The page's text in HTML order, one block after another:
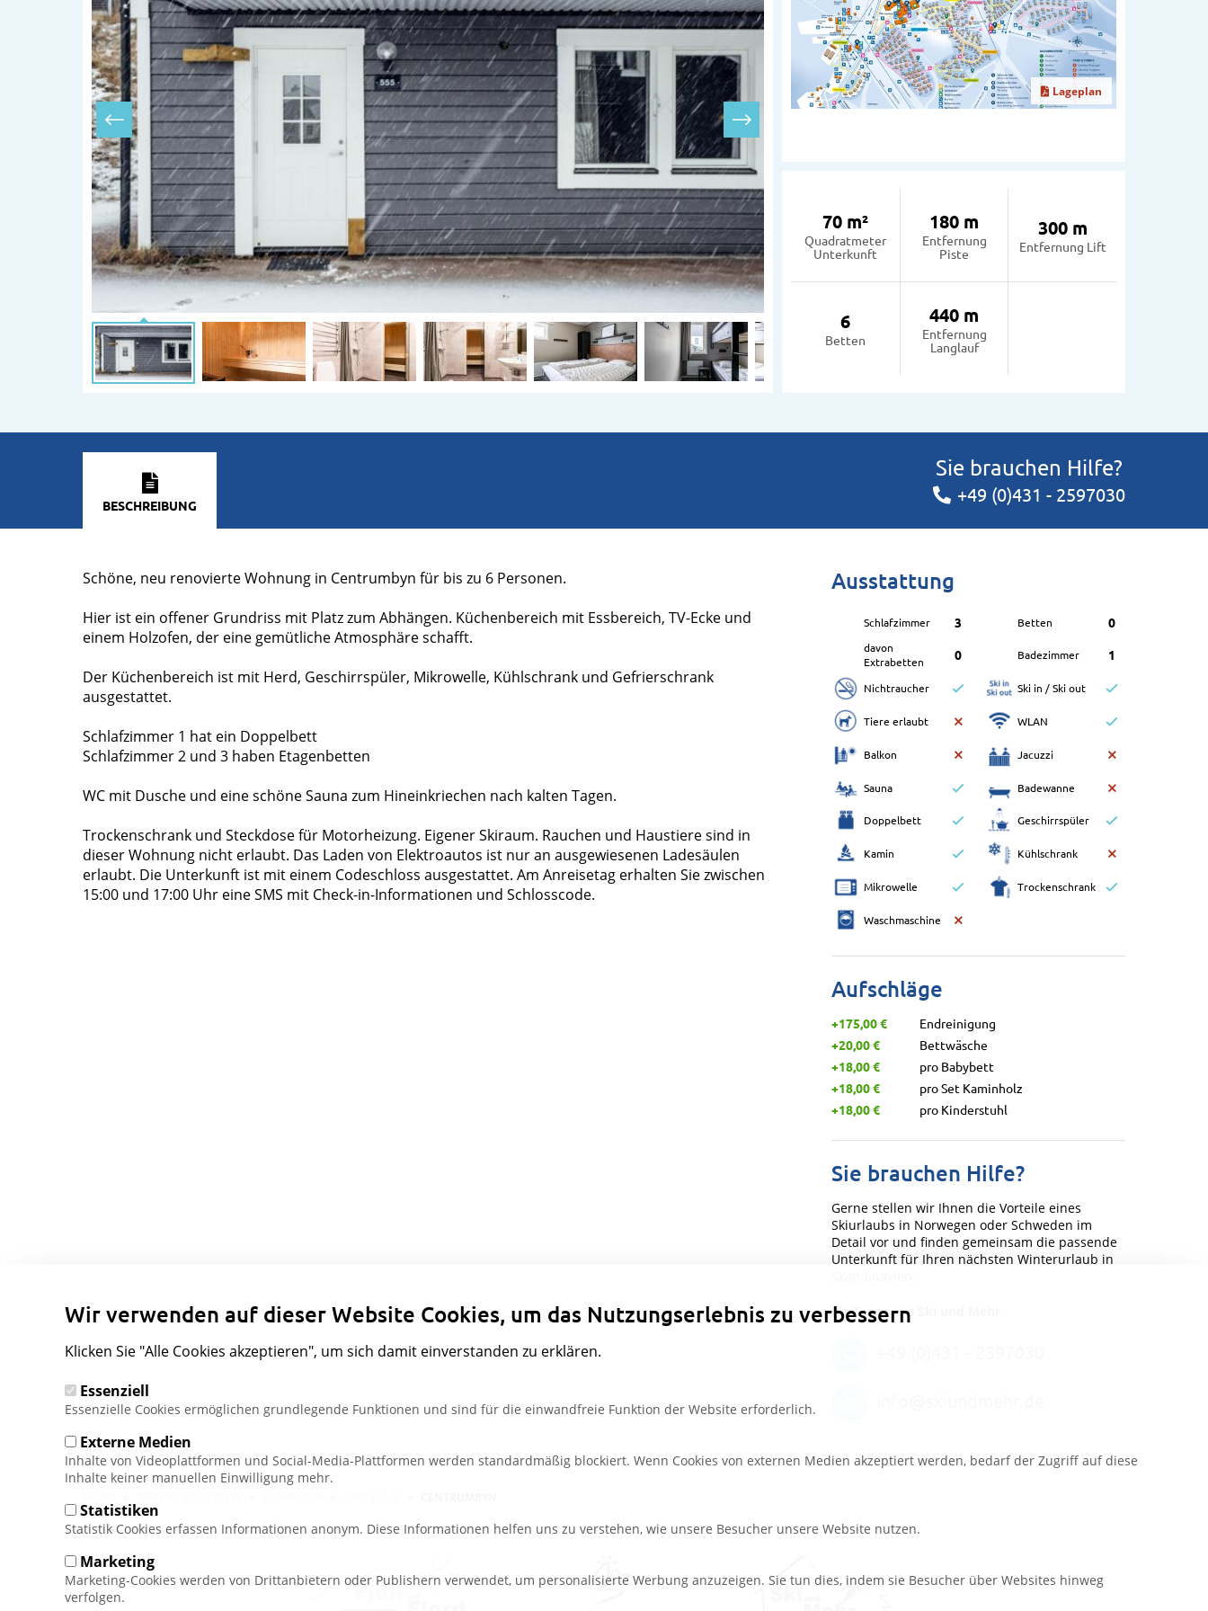
Lageplan
70 m²
Quadratmeter
Unterkunft
180 m
Entfernung
Piste
300 m
Entfernung Lift
6
Betten
440 m
Entfernung
Langlauf
BESCHREIBUNG
Sie brauchen Hilfe?
+49 (0)431 - 2597030
Schöne, neu renovierte Wohnung in Centrumbyn für bis zu 6 Personen.
Hier ist ein offener Grundriss mit Platz zum Abhängen. Küchenbereich mit Essbereich, TV-Ecke und
einem Holzofen, der eine gemütliche Atmosphäre schafft.
Der Küchenbereich ist mit Herd, Geschirrspüler, Mikrowelle, Kühlschrank und Gefrierschrank
ausgestattet.
Schlafzimmer 1 hat ein Doppelbett
Schlafzimmer 2 und 3 haben Etagenbetten
WC mit Dusche und eine schöne Sauna zum Hineinkriechen nach kalten Tagen.
Trockenschrank und Steckdose für Motorheizung. Eigener Skiraum. Rauchen und Haustiere sind in
dieser Wohnung nicht erlaubt. Das Laden von Elektroautos ist nur an ausgewiesenen Ladesäulen
erlaubt. Die Unterkunft ist mit einem Codeschloss ausgestattet. Am Anreisetag erhalten Sie zwischen
15:00 und 17:00 Uhr eine SMS mit Check-in-Informationen und Schlosscode.
Ausstattung
Schlafzimmer 3 Betten 0
davon
Extrabetten
0 Badezimmer 1
Nichtraucher Ski in / Ski out
Tiere erlaubt WLAN
Balkon Jacuzzi
Sauna Badewanne
Doppelbett Geschirrspüler
Kamin Kühlschrank
Mikrowelle Trockenschrank
Waschmaschine
Aufschläge
+175,00 €
Endreinigung
+20,00 €
Bettwäsche
+18,00 €
pro Babybett
+18,00 €
pro Set Kaminholz
+18,00 €
pro Kinderstuhl
Sie brauchen Hilfe?
Gerne stellen wir Ihnen die Vorteile eines
Skiurlaubs in Norwegen oder Schweden im
Detail vor und finden gemeinsam die passende
Unterkunft für Ihren nächsten Winterurlaub in
Ihr Team von Ski und Mehr
Pfadnavigation
Wir verwenden auf dieser Website Cookies, um das Nutzungserlebnis zu verbessern
Klicken Sie "Alle Cookies akzeptieren", um sich damit einverstanden zu erklären.
Essenziell
Essenzielle Cookies ermöglichen grundlegende Funktionen und sind für die einwandfreie Funktion der Website erforderlich.
Externe Medien
Inhalte von Videoplattformen und Social-Media-Plattformen werden standardmäßig blockiert. Wenn Cookies von externen Medien akzeptiert werden, bedarf der Zugriff auf diese
Inhalte keiner manuellen Einwilligung mehr.
Statistiken
Statistik Cookies erfassen Informationen anonym. Diese Informationen helfen uns zu verstehen, wie unsere Besucher unsere Website nutzen.
Marketing
Marketing-Cookies werden von Drittanbietern oder Publishern verwendet, um personalisierte Werbung anzuzeigen. Sie tun dies, indem sie Besucher über Websites hinweg
verfolgen.